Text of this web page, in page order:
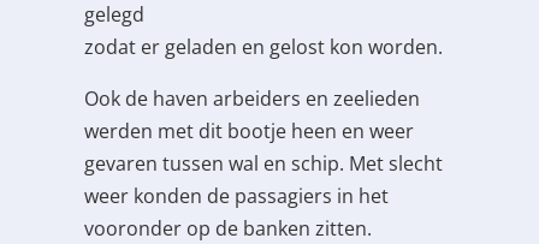
gelegd
zodat er geladen en gelost kon worden.
Ook de haven arbeiders en zeelieden
werden met dit bootje heen en weer
gevaren tussen wal en schip. Met slecht
weer konden de passagiers in het
vooronder op de banken zitten.